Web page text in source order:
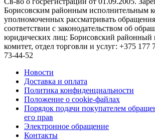
Борисовским районным исполнительным
уполномоченных рассматривать
соответствии с законодательством об
юридических лиц: Борисовский районный
комитет, отдел торговли и услуг: +375 177
73-44-52
Новости
Доставка и оплата
Политика конфиденциальности
Положение о cookie-файлах
Порядок подачи покупателем
его прав
Электронное обращение
Контакты